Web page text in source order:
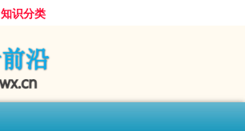
知识分类